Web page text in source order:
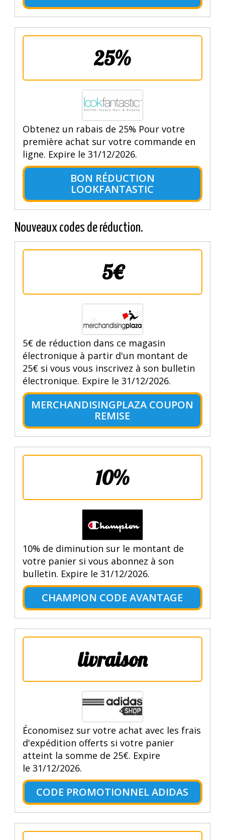
25%
Obtenez un rabais de 25% Pour votre
première achat sur votre commande en
ligne. Expire le 31/12/2026.
BON RÉDUCTION
LOOKFANTASTIC
Nouveaux codes de réduction.
5€
5€ de réduction dans ce magasin
électronique à partir d'un montant de
25€ si vous vous inscrivez à son bulletin
électronique. Expire le 31/12/2026.
MERCHANDISINGPLAZA COUPON
REMISE
10%
10% de diminution sur le montant de
votre panier si vous abonnez à son
bulletin. Expire le 31/12/2026.
CHAMPION CODE AVANTAGE
livraison
Économisez sur votre achat avec les frais
d'expédition offerts si votre panier
atteint la somme de 25€. Expire
le 31/12/2026.
CODE PROMOTIONNEL ADIDAS